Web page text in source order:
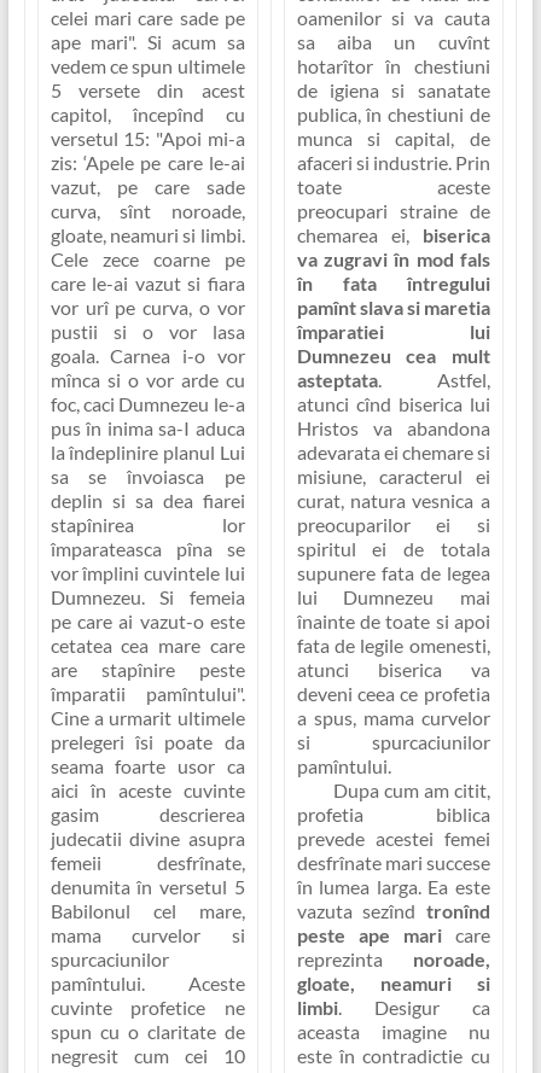
celei mari care sade pe
ape mari". Si acum sa
vedem ce spun ultimele
5 versete din acest
capitol, începînd cu
versetul 15: "Apoi mi-a
zis: ‘Apele pe care le-ai
vazut, pe care sade
curva, sînt noroade,
gloate, neamuri si limbi.
Cele zece coarne pe
care le-ai vazut si fiara
vor urî pe curva, o vor
pustii si o vor lasa
goala. Carnea i-o vor
mînca si o vor arde cu
foc, caci Dumnezeu le-a
pus în inima sa-I aduca
la îndeplinire planul Lui
sa se învoiasca pe
deplin si sa dea fiarei
stapînirea lor
împarateasca pîna se
vor împlini cuvintele lui
Dumnezeu. Si femeia
pe care ai vazut-o este
cetatea cea mare care
are stapînire peste
împaratii pamîntului".
Cine a urmarit ultimele
prelegeri îsi poate da
seama foarte usor ca
aici în aceste cuvinte
gasim descrierea
judecatii divine asupra
femeii desfrînate,
denumita în versetul 5
Babilonul cel mare,
mama curvelor si
spurcaciunilor
pamîntului. Aceste
cuvinte profetice ne
spun cu o claritate de
negresit cum cei 10
oamenilor si va cauta
sa aiba un cuvînt
hotarîtor în chestiuni
de igiena si sanatate
publica, în chestiuni de
munca si capital, de
afaceri si industrie. Prin
toate aceste
preocupari straine de
chemarea ei, biserica
va zugravi în mod fals
în fata întregului
pamînt slava si maretia
împaratiei lui
Dumnezeu cea mult
asteptata. Astfel,
atunci cînd biserica lui
Hristos va abandona
adevarata ei chemare si
misiune, caracterul ei
curat, natura vesnica a
preocuparilor ei si
spiritul ei de totala
supunere fata de legea
lui Dumnezeu mai
înainte de toate si apoi
fata de legile omenesti,
atunci biserica va
deveni ceea ce profetia
a spus, mama curvelor
si spurcaciunilor
pamîntului.
Dupa cum am citit,
profetia biblica
prevede acestei femei
desfrînate mari succese
în lumea larga. Ea este
vazuta sezînd tronînd
peste ape maricare
reprezinta noroade,
gloate, neamuri si
limbi. Desigur ca
aceasta imagine nu
este în contradictie cu